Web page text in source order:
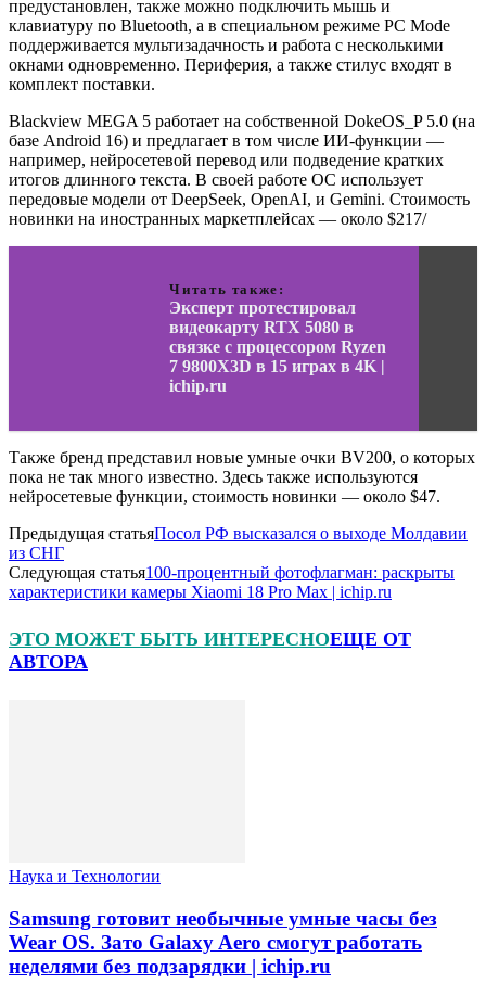
предустановлен, также можно подключить мышь и
клавиатуру по Bluetooth, а в специальном режиме PC Mode
поддерживается мультизадачность и работа с несколькими
окнами одновременно. Периферия, а также стилус входят в
комплект поставки.
Blackview MEGA 5 работает на собственной DokeOS_P 5.0 (на
базе Android 16) и предлагает в том числе ИИ-функции —
например, нейросетевой перевод или подведение кратких
итогов длинного текста. В своей работе ОС использует
передовые модели от DeepSeek, OpenAI, и Gemini. Стоимость
новинки на иностранных маркетплейсах — около $217/
Читать также:
Эксперт протестировал
видеокарту RTX 5080 в
связке с процессором Ryzen
7 9800X3D в 15 играх в 4K |
ichip.ru
Также бренд представил новые умные очки BV200, о которых
пока не так много известно. Здесь также используются
нейросетевые функции, стоимость новинки — около $47.
Предыдущая статьяПосол РФ высказался о выходе Молдавии
из СНГ
Следующая статья100-процентный фотофлагман: раскрыты
характеристики камеры Xiaomi 18 Pro Max | ichip.ru
ЭТО МОЖЕТ БЫТЬ ИНТЕРЕСНОЕЩЕ ОТ
АВТОРА
Наука и Технологии
Samsung готовит необычные умные часы без
Wear OS. Зато Galaxy Aero смогут работать
неделями без подзарядки | ichip.ru